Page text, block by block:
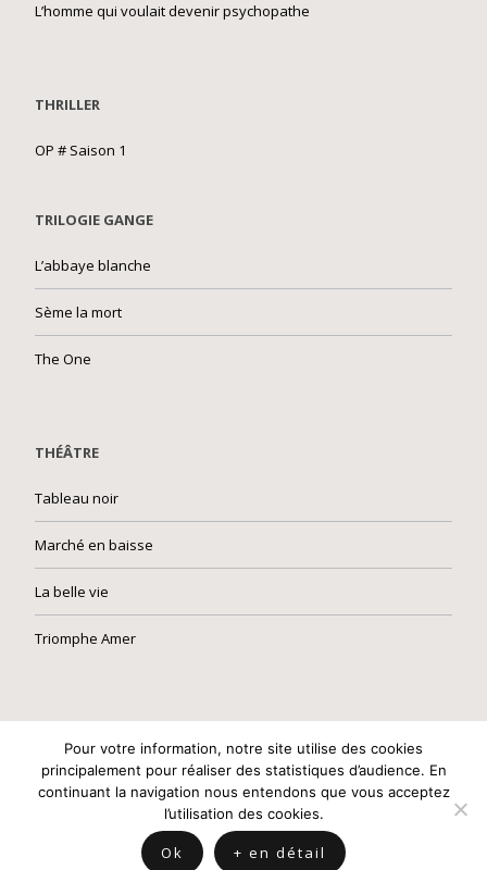
L’homme qui voulait devenir psychopathe
THRILLER
OP # Saison 1
TRILOGIE GANGE
L’abbaye blanche
Sème la mort
The One
THÉÂTRE
Tableau noir
Marché en baisse
La belle vie
Triomphe Amer
Pour votre information, notre site utilise des cookies
principalement pour réaliser des statistiques d’audience. En
continuant la navigation nous entendons que vous acceptez
l’utilisation des cookies.
Ok + en détail